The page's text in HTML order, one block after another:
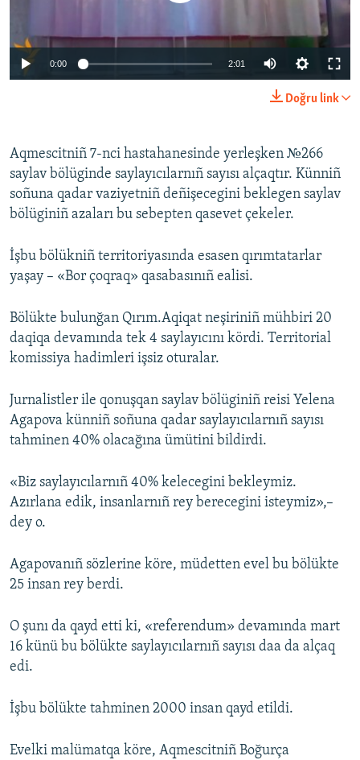
Українською
RFE/RS bütün saytları
0:00 2:01
Doğru link
Aqmescitniñ 7-nci hastahanesinde yerleşken №266
saylav bölüginde saylayıcılarnıñ sayısı alçaqtır. Künniñ
soñuna qadar vaziyetniñ deñişecegini beklegen saylav
bölüginiñ azaları bu sebepten qasevet çekeler.
İşbu bölükniñ territoriyasında esasen qırımtatarlar
yaşay – «Bor çoqraq» qasabasınıñ ealisi.
Bölükte bulunğan Qırım.Aqiqat neşiriniñ mühbiri 20
daqiqa devamında tek 4 saylayıcını kördi. Territorial
komissiya hadimleri işsiz oturalar.
Jurnalistler ile qonuşqan saylav bölüginiñ reisi Yelena
Agapova künniñ soñuna qadar saylayıcılarnıñ sayısı
tahminen 40% olacağına ümütini bildirdi.
«Biz saylayıcılarnıñ 40% kelecegini bekleymiz.
Azırlana edik, insanlarnıñ rey berecegini isteymiz»,–
dey o.
Agapovanıñ sözlerine köre, müdetten evel bu bölükte
25 insan rey berdi.
O şunı da qayd etti ki, «referendum» devamında mart
16 künü bu bölükte saylayıcılarnıñ sayısı daa da alçaq
edi.
İşbu bölükte tahminen 2000 insan qayd etildi.
Evelki malümatqa köre, Aqmescitniñ Boğurça